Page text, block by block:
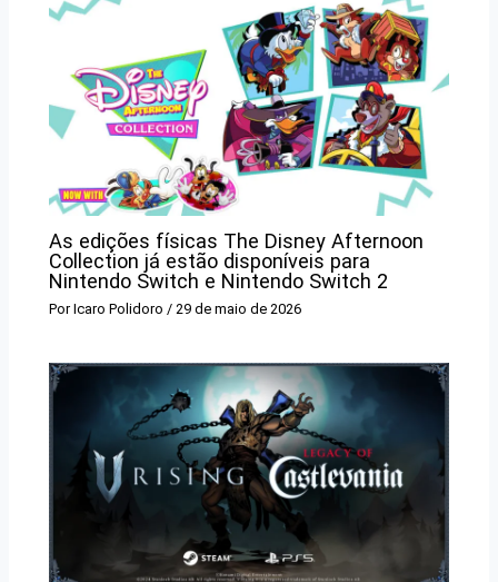
As edições físicas The Disney Afternoon
Collection já estão disponíveis para
Nintendo Switch e Nintendo Switch 2
PorIcaro Polidoro / 29 de maio de 2026